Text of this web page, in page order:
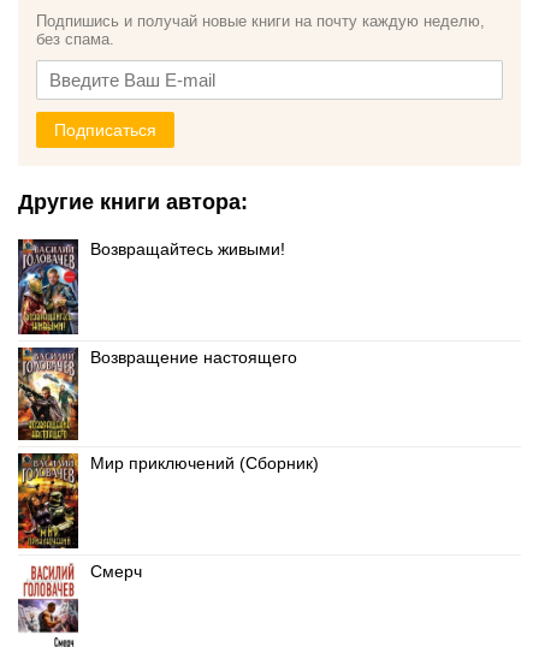
Подпишись и получай новые книги на почту каждую неделю,
без спама.
Подписаться
Другие книги автора:
Возвращайтесь живыми!
Возвращение настоящего
Мир приключений (Сборник)
Смерч